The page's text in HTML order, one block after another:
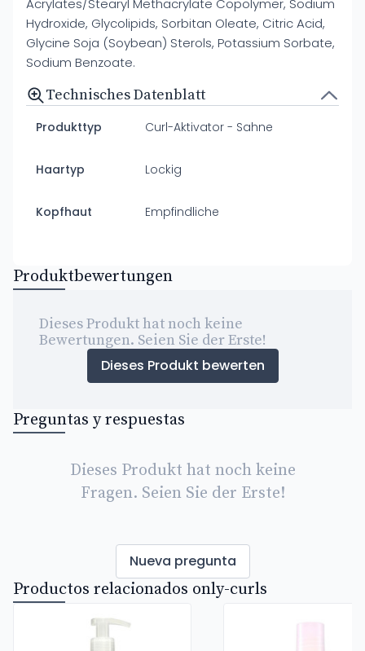
Acrylates/Stearyl Methacrylate Copolymer, Sodium
Hydroxide, Glycolipids, Sorbitan Oleate, Citric Acid,
Glycine Soja (Soybean) Sterols, Potassium Sorbate,
Sodium Benzoate.
Technisches Datenblatt
Produkttyp Curl-Aktivator - Sahne
Haartyp Lockig
Kopfhaut Empfindliche
Produktbewertungen
Dieses Produkt hat noch keine
Bewertungen. Seien Sie der Erste!
Dieses Produkt bewerten
Preguntas y respuestas
Dieses Produkt hat noch keine
Fragen. Seien Sie der Erste!
Nueva pregunta
Productos relacionados only-curls